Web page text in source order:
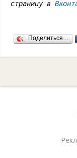
страницу в
Поделиться…